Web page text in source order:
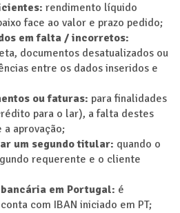
rendimento líquido
face ao valor e prazo pedido;
em falta / incorretos:
documentos desatualizados ou
entre os dados inseridos e
ou faturas: para finalidades
para o lar), a falta destes
aprovação;
um segundo titular: quando o
requerente e o cliente
em Portugal: é
com IBAN iniciado em PT;